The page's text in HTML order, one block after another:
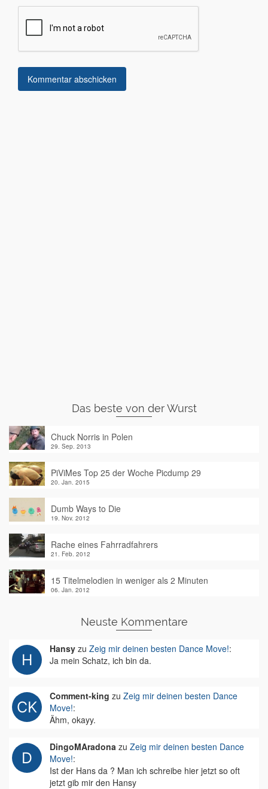
Das beste von der Wurst
Chuck Norris in Polen
29. Sep. 2013
PiViMes Top 25 der Woche Picdump 29
20. Jan. 2015
Dumb Ways to Die
19. Nov. 2012
Rache eines Fahrradfahrers
21. Feb. 2012
15 Titelmelodien in weniger als 2 Minuten
06. Jan. 2012
Neuste Kommentare
Hansy zu Zeig mir deinen besten Dance Move!:
Ja mein Schatz, ich bin da.
Comment-king zu Zeig mir deinen besten Dance
Move!:
Ähm, okayy.
DingoMAradona zu Zeig mir deinen besten Dance
Move!:
Ist der Hans da ? Man ich schreibe hier jetzt so oft
jetzt gib mir den Hansy